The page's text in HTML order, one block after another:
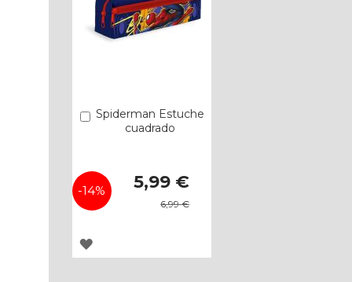
Spiderman Estuche
cuadrado
-14%
Precio
especial
5,99 €
6,99 €
Añadir
AGREGAR